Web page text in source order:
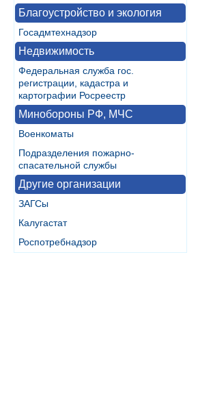
Благоустройство и экология
Госадмтехнадзор
Недвижимость
Федеральная служба гос.
регистрации, кадастра и
картографии Росреестр
Минобороны РФ, МЧС
Военкоматы
Подразделения пожарно-
спасательной службы
Другие организации
ЗАГСы
Калугастат
Роспотребнадзор